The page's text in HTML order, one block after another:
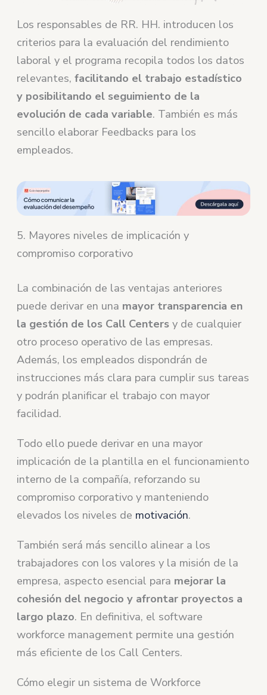
Los responsables de RR. HH. introducen los
criterios para la evaluación del rendimiento
laboral y el programa recopila todos los datos
relevantes,facilitando el trabajo estadístico
y posibilitando el seguimiento de la
evolución de cada variable. También es más
sencillo elaborar Feedbacks para los
empleados.
5. Mayores niveles de implicación y
compromiso corporativo
La combinación de las ventajas anteriores
puede derivar en una mayor transparencia en
la gestión de los Call Centers y de cualquier
otro proceso operativo de las empresas.
Además, los empleados dispondrán de
instrucciones más clara para cumplir sus tareas
y podrán planificar el trabajo con mayor
facilidad.
Todo ello puede derivar en una mayor
implicación de la plantilla en el funcionamiento
interno de la compañía, reforzando su
compromiso corporativo y manteniendo
elevados los niveles de motivación.
También será más sencillo alinear a los
trabajadores con los valores y la misión de la
empresa, aspecto esencial para mejorar la
cohesión del negocio y afrontar proyectos a
largo plazo. En definitiva, el software
workforce management permite una gestión
más eficiente de los Call Centers.
Cómo elegir un sistema de Workforce